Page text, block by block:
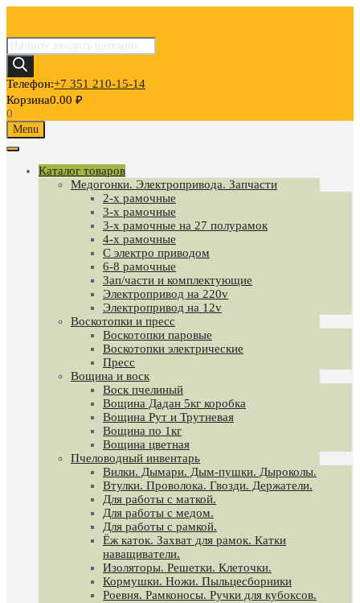
Поиск
товаров
Телефон:+7 351 210-15-14
Корзина0.00 ₽
0
Skip
to
content
Menu
Каталог товаров
Медогонки. Электропривода. Запчасти
2-х рамочные
3-х рамочные
3-х рамочные на 27 полурамок
4-х рамочные
С электро приводом
6-8 рамочные
Зап/части и комплектующие
Электропривод на 220v
Электропривод на 12v
Воскотопки и пресс
Воскотопки паровые
Воскотопки электрические
Пресс
Вощина и воск
Воск пчелиный
Вощина Дадан 5кг коробка
Вощина Рут и Трутневая
Вощина по 1кг
Вощина цветная
Пчеловодный инвентарь
Вилки. Дымари. Дым-пушки. Дыроколы.
Втулки. Проволока. Гвозди. Держатели.
Для работы с маткой.
Для работы с медом.
Для работы с рамкой.
Ёж каток. Захват для рамок. Катки
наващиватели.
Изоляторы. Решетки. Клеточки.
Кормушки. Ножи. Пыльцесборники
Роевня. Рамконосы. Ручки для кубоксов.